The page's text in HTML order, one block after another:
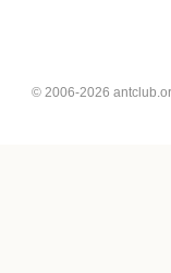
© 2006-2026